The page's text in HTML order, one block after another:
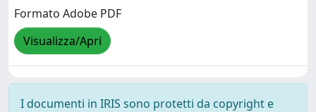
Formato Adobe PDF
Visualizza/Apri
I documenti in IRIS sono protetti da copyright e